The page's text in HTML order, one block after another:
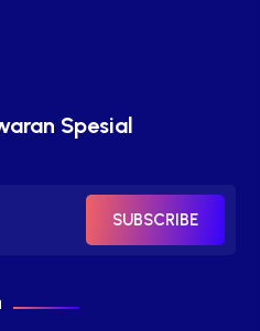
Spesial
SUBSCRIBE